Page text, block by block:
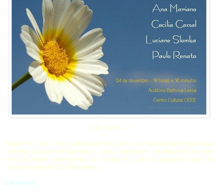
(foto: Carlos C)
Transcrevo aqui e com autorização do autor, correspondência enviada pelo
professor, parceiro de Quinteto e amigo. Prestigiem, se estiverem por este
Porto tão Alegre nestes tempos de Guapuruvús, Ipês e Jacarandás. (pra não
dizer que não falei das margaridas)
Cecília-Lia,